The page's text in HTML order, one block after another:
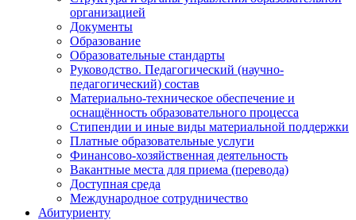
организацией
Документы
Образование
Образовательные стандарты
Руководство. Педагогический (научно-
педагогический) состав
Материально-техническое обеспечение и
оснащённость образовательного процесса
Стипендии и иные виды материальной поддержки
Платные образовательные услуги
Финансово-хозяйственная деятельность
Вакантные места для приема (перевода)
Доступная среда
Международное сотрудничество
Абитуриенту